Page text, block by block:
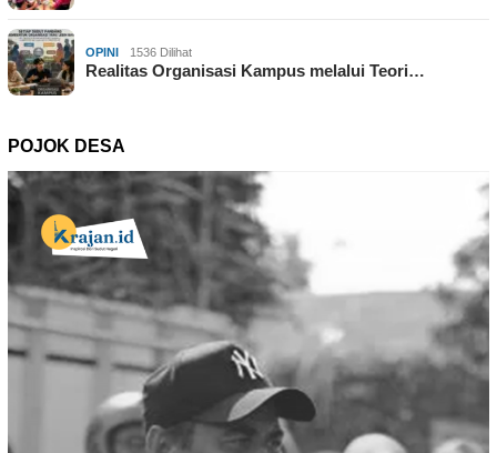
OPINI 1536 Dilihat
Realitas Organisasi Kampus melalui Teori…
POJOK DESA